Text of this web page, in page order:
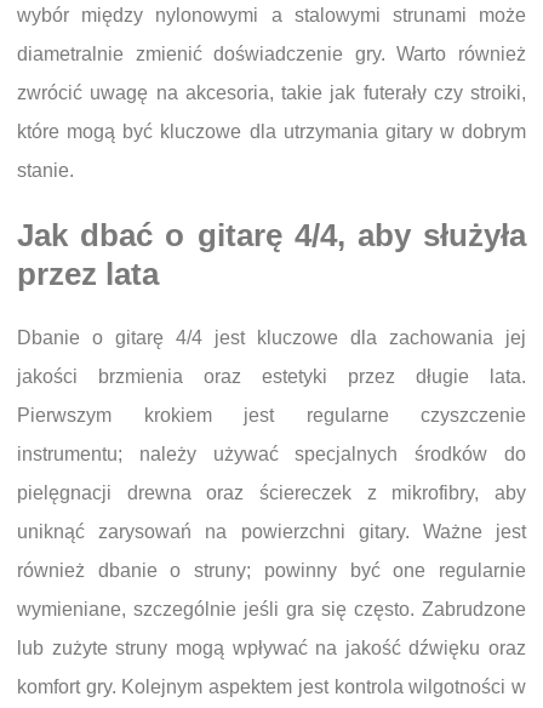
wybór między nylonowymi a stalowymi strunami może
diametralnie zmienić doświadczenie gry. Warto również
zwrócić uwagę na akcesoria, takie jak futerały czy stroiki,
które mogą być kluczowe dla utrzymania gitary w dobrym
stanie.
Jak dbać o gitarę 4/4, aby służyła
przez lata
Dbanie o gitarę 4/4 jest kluczowe dla zachowania jej
jakości brzmienia oraz estetyki przez długie lata.
Pierwszym krokiem jest regularne czyszczenie
instrumentu; należy używać specjalnych środków do
pielęgnacji drewna oraz ściereczek z mikrofibry, aby
uniknąć zarysowań na powierzchni gitary. Ważne jest
również dbanie o struny; powinny być one regularnie
wymieniane, szczególnie jeśli gra się często. Zabrudzone
lub zużyte struny mogą wpływać na jakość dźwięku oraz
komfort gry. Kolejnym aspektem jest kontrola wilgotności w